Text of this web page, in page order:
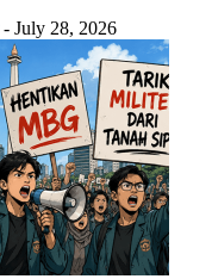
- July 28, 2026